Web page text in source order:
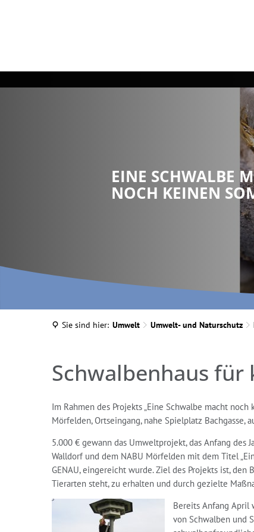
EINE SCHWALBE
NOCH KEINEN
Sie sind hier: Umwelt Umwelt- und Naturschutz
Schwalbenprojekt
Schwalbenhaus
Im Rahmen des Projekts „Eine Schwalbe macht
Mörfelden, Ortseingang, nahe Spielplatz Bachgasse,
5.000 € gewann das Umweltprojekt, das Anfang des
Walldorf und dem NABU Mörfelden mit dem Titel
GENAU, eingereicht wurde. Ziel des Projekts ist,
Tierarten steht, zu erhalten und durch gezielte
Bereits Anfang April
von Schwalben und